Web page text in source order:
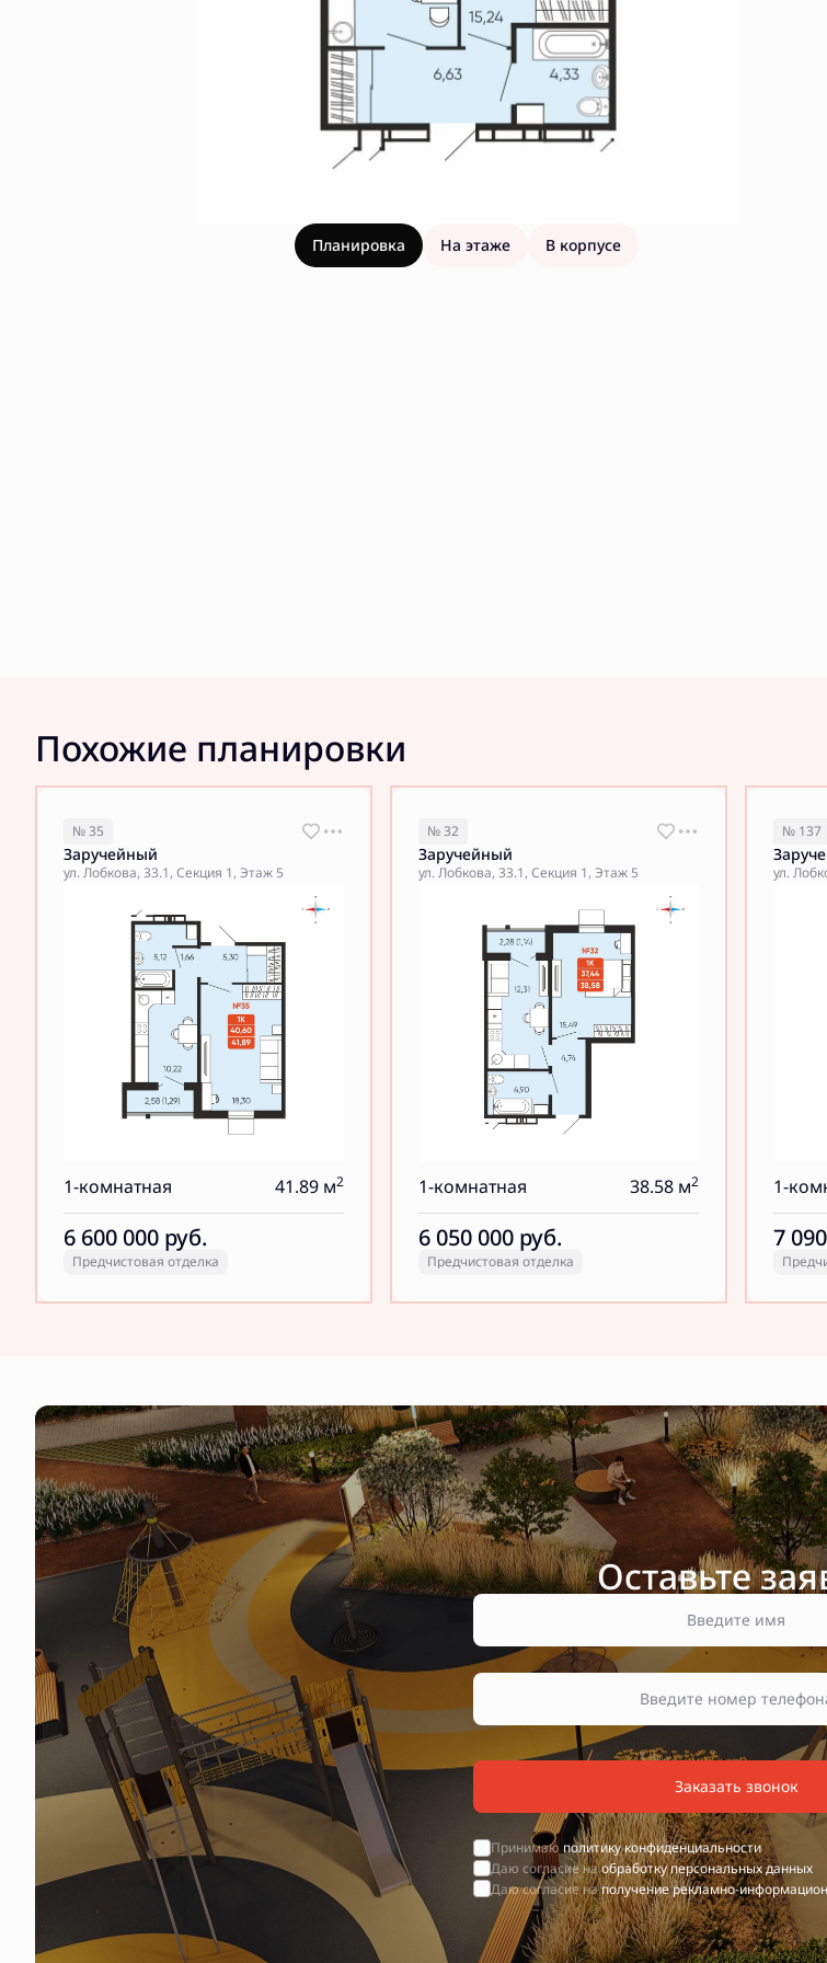
Планировка На этаже В корпусе
Похожие планировки
№ 35
Заручейный
ул. Лобкова, 33.1, Секция 1, Этаж 5
1-комнатная 41.89 м2
6 600 000 руб.
Предчистовая отделка
№ 32
Заручейный
ул. Лобкова, 33.1, Секция 1, Этаж 5
1-комнатная 38.58 м2
6 050 000 руб.
Предчистовая отделка
№ 137
ул.
1-
7
Оставьте
Заказать звонок
Принимаю политику конфиденциальности
Даю согласие наобработку персональных данных
Даю согласие наполучение рекламно-